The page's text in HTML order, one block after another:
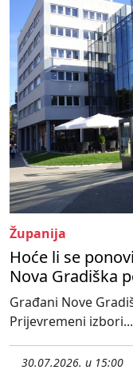
Županija
Hoće li se
Nova Gradiška
Građani Nove
Prijevremeni izbori...
30.07.2026. u 15:00